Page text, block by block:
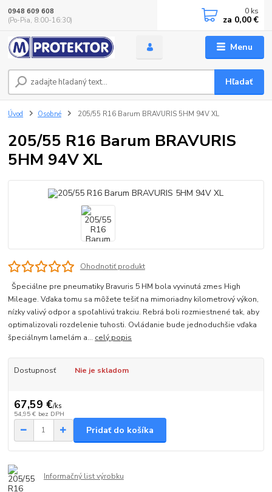
Menu
Hľadať
0948 609 608
(Po-Pia, 8:00-16:30)
0 ks
za 0,00 €
Úvod Osobné 205/55 R16 Barum BRAVURIS 5HM 94V XL
205/55 R16 Barum BRAVURIS
5HM 94V XL
Ohodnotiť produkt
Špeciálne pre pneumatiky Bravuris 5 HM bola vyvinutá zmes High
Mileage. Vďaka tomu sa môžete tešiť na mimoriadny kilometrový výkon,
nízky valivý odpor a spoľahlivú trakciu. Rebrá boli rozmiestnené tak, aby
optimalizovali rozdelenie tuhosti. Ovládanie bude jednoduchšie vďaka
špeciálnym lamelám a... celý popis
Dostupnosť Nie je skladom
67,59 €/ks
54,95 € bez DPH
Pridať do košíka
Informačný list výrobku